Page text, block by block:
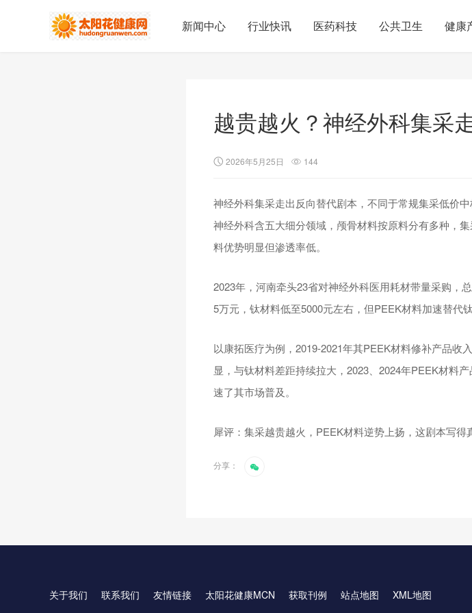
新闻中心 行业快讯 医药科技 公共卫生 健康
越贵越火？神经外科集采
2026年5月25日 144
神经外科集采走出反向替代剧本，不同于常规集采低价
神经外科含五大细分领域，颅骨材料按原料分有多种，
料优势明显但渗透率低。
2023年，河南牵头23省对神经外科医用耗材带量采购，
5万元，钛材料低至5000元左右，但PEEK材料加速替代钛
以康拓医疗为例，2019-2021年其PEEK材料修补产品收
显，与钛材料差距持续拉大，2023、2024年PEEK材料
速了其市场普及。
犀评：集采越贵越火，PEEK材料逆势上扬，这剧本写得
分享：
关于我们 联系我们 友情链接 太阳花健康MCN 获取刊例 站点地图
XML地图